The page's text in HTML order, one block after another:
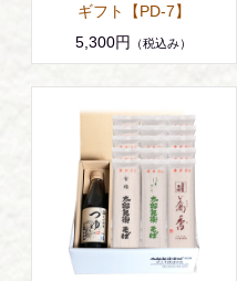
ギフト【PD-7】
5,300円
（税込み）